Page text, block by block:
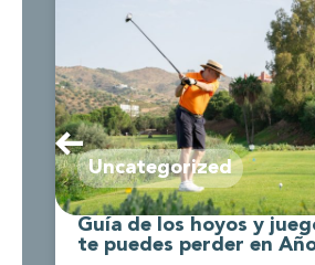
Uncategorized
Guía de los hoyos y
te puedes perder en